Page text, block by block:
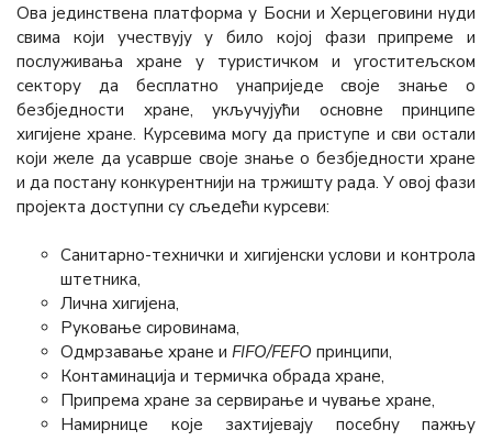
Ова јединствена платформа у Босни и Херцеговини нуди
свима који учествују у било којој фази припреме и
послуживања хране у туристичком и угоститељском
сектору да бесплатно унаприједе своје знање о
безбједности хране, укључујући основне принципе
хигијене хране. Курсевима могу да приступе и сви остали
који желе да усаврше своје знање о безбједности хране
и да постану конкурентнији на тржишту рада. У овој фази
пројекта доступни су сљедећи курсеви:
Санитарно-технички и хигијенски услови и контрола
штетника,
Лична хигијена,
Руковање сировинама,
Одмрзавање хране и FIFО/FЕFО принципи,
Контаминација и термичка обрада хране,
Припрема хране за сервирање и чување хране,
Намирнице које захтијевају посебну пажњу